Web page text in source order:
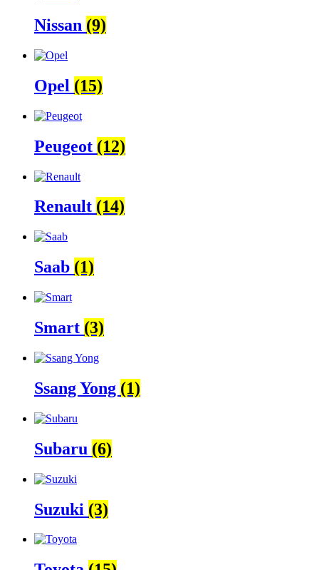
Nissan (9)
Opel (15)
Peugeot (12)
Renault (14)
Saab (1)
Smart (3)
Ssang Yong (1)
Subaru (6)
Suzuki (3)